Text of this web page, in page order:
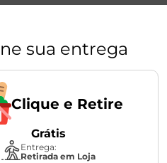
sua entrega
Clique e Retire
Grátis
Entrega:
Retirada em Loja